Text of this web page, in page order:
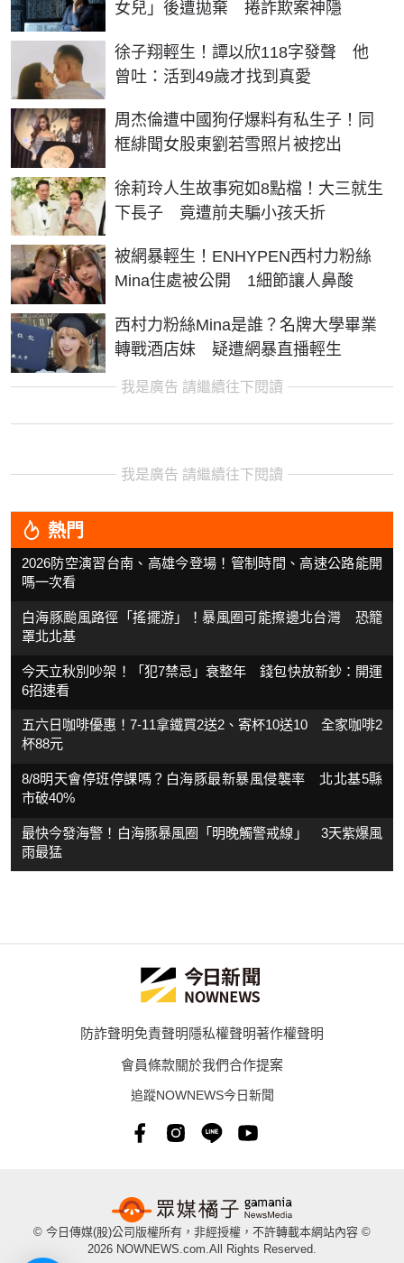
女兒」後遭拋棄 捲詐欺案神隱
徐子翔輕生！譚以欣118字發聲 他
曾吐：活到49歲才找到真愛
周杰倫遭中國狗仔爆料有私生子！同
框緋聞女股東劉若雪照片被挖出
徐莉玲人生故事宛如8點檔！大三就生
下長子 竟遭前夫騙小孩夭折
被網暴輕生！ENHYPEN西村力粉絲
Mina住處被公開 1細節讓人鼻酸
西村力粉絲Mina是誰？名牌大學畢業
轉戰酒店妹 疑遭網暴直播輕生
我是廣告 請繼續往下閱讀
我是廣告 請繼續往下閱讀
熱門
2026防空演習台南、高雄今登場！管制時間、高速公路能開
嗎一次看
白海豚颱風路徑「搖擺游」！暴風圈可能擦邊北台灣 恐籠
罩北北基
今天立秋別吵架！「犯7禁忌」衰整年 錢包快放新鈔：開運
6招速看
五六日咖啡優惠！7-11拿鐵買2送2、寄杯10送10 全家咖啡2
杯88元
8/8明天會停班停課嗎？白海豚最新暴風侵襲率 北北基5縣
市破40%
最快今發海警！白海豚暴風圈「明晚觸警戒線」 3天紫爆風
雨最猛
防詐聲明免責聲明隱私權聲明著作權聲明
會員條款關於我們合作提案
追蹤NOWNEWS今日新聞
© 今日傳媒(股)公司版權所有，非經授權，不許轉載本網站內容 ©
2026 NOWNEWS.com.All Rights Reserved.